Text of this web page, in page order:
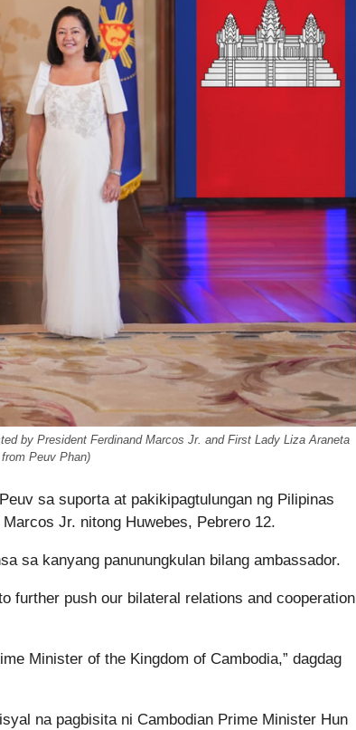
by President Ferdinand Marcos Jr. and First Lady Liza Araneta
Peuv Phan)
sa suporta at pakikipagtulungan ng Pilipinas
Jr. nitong Huwebes, Pebrero 12.
sa kanyang panunungkulan bilang ambassador.
further push our bilateral relations and cooperation
Minister of the Kingdom of Cambodia,” dagdag
na pagbisita ni Cambodian Prime Minister Hun